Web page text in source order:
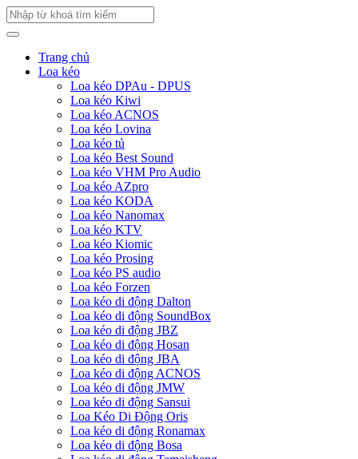
Trang chủ
Loa kéo
Loa kéo DPAu - DPUS
Loa kéo Kiwi
Loa kéo ACNOS
Loa kéo Lovina
Loa kéo tủ
Loa kéo Best Sound
Loa kéo VHM Pro Audio
Loa kéo AZpro
Loa kéo KODA
Loa kéo Nanomax
Loa kéo KTV
Loa kéo Kiomic
Loa kéo Prosing
Loa kéo PS audio
Loa kéo Forzen
Loa kéo di động Dalton
Loa kéo di động SoundBox
Loa kéo di động JBZ
Loa kéo di động Hosan
Loa kéo di động JBA
Loa kéo di động ACNOS
Loa kéo di động JMW
Loa kéo di động Sansui
Loa Kéo Di Động Oris
Loa kéo di động Ronamax
Loa kéo di động Bosa